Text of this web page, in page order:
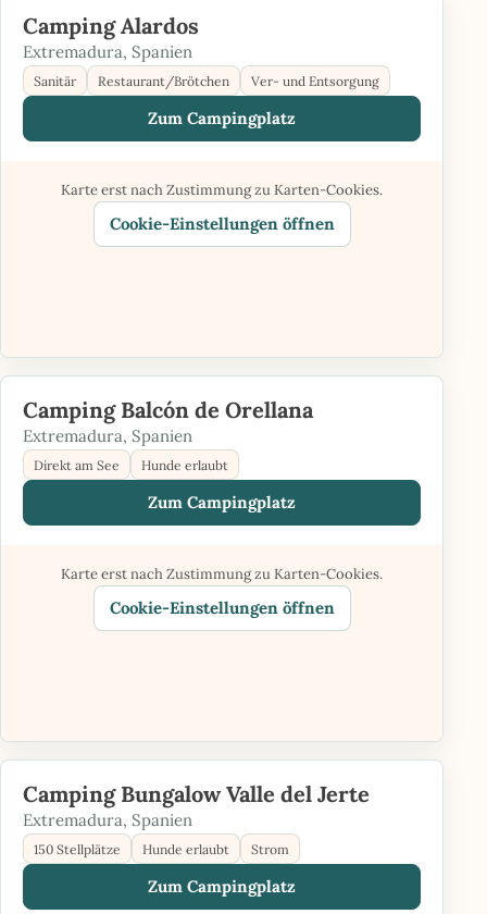
Camping Alardos
Extremadura, Spanien
Sanitär Restaurant/Brötchen Ver- und Entsorgung
Zum Campingplatz
Karte erst nach Zustimmung zu Karten-Cookies.
Cookie-Einstellungen öffnen
Camping Balcón de Orellana
Extremadura, Spanien
Direkt am See Hunde erlaubt
Zum Campingplatz
Karte erst nach Zustimmung zu Karten-Cookies.
Cookie-Einstellungen öffnen
Camping Bungalow Valle del Jerte
Extremadura, Spanien
150 Stellplätze Hunde erlaubt Strom
Zum Campingplatz